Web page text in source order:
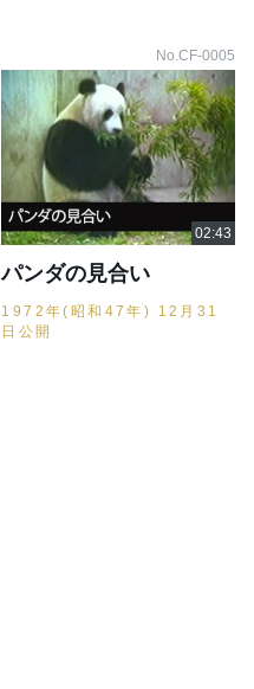
No.CF-0005
パンダの見合い
1972年(昭和47年) 12月31
日公開